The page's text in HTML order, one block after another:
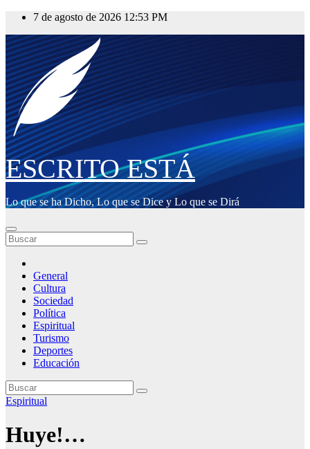
Saltar
contenido
7 de agosto de 2026 12:53 PM
ESCRITO ESTÁ
Lo que se ha Dicho, Lo que se Dice y Lo que se Dirá
General
Cultura
Sociedad
Política
Espiritual
Turismo
Deportes
Educación
Espiritual
Huye!…